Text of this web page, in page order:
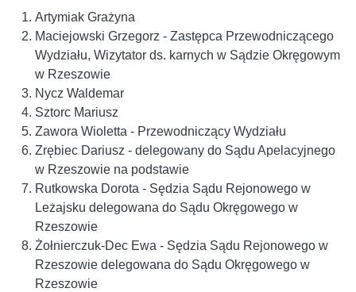
Artymiak Grażyna
Maciejowski Grzegorz - Zastępca Przewodniczącego
Wydziału, Wizytator ds. karnych w Sądzie Okręgowym
w Rzeszowie
Nycz Waldemar
Sztorc Mariusz
Zawora Wioletta - Przewodniczący Wydziału
Zrębiec Dariusz - delegowany do Sądu Apelacyjnego
w Rzeszowie na podstawie
Rutkowska Dorota - Sędzia Sądu Rejonowego w
Leżajsku delegowana do Sądu Okręgowego w
Rzeszowie
Żołnierczuk-Dec Ewa - Sędzia Sądu Rejonowego w
Rzeszowie delegowana do Sądu Okręgowego w
Rzeszowie